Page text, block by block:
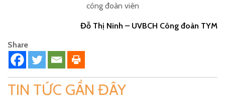
công đoàn viên
Đỗ Thị Ninh – UVBCH Công đoàn TYM
Share
TIN TỨC GẦN ĐÂY